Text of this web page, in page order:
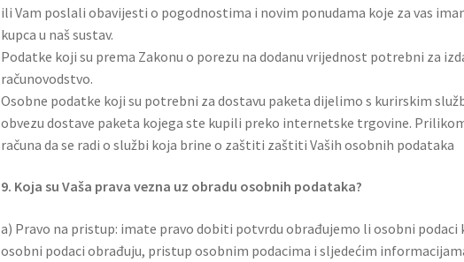
ili Vam poslali obavijesti o pogodnostima i novim ponudama koje za vas
kupca u naš sustav.
Podatke koji su prema Zakonu o porezu na dodanu vrijednost potrebni za
računovodstvo.
Osobne podatke koji su potrebni za dostavu paketa dijelimo s kurirskim
obvezu dostave paketa kojega ste kupili preko internetske trgovine.
računa da se radi o službi koja brine o zaštiti zaštiti Vaših osobnih podataka
9. Koja su Vaša prava vezna uz obradu osobnih podataka?
a) Pravo na pristup: imate pravo dobiti potvrdu obrađujemo li osobni podaci
osobni podaci obrađuju, pristup osobnim podacima i sljedećim